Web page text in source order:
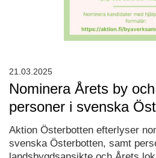
Nominera Årets by
personer i svenska
Aktion Österbotten efterlyser
svenska Österbotten, samt
21.03.2025